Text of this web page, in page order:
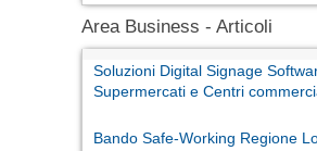
Area Business - Articoli
Soluzioni Digital Signage
Supermercati e Centri
Bando Safe-Working Regione